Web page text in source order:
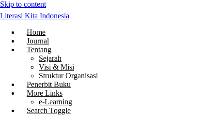
Skip to content
Literasi Kita Indonesia
Home
Journal
Tentang
Sejarah
Visi & Misi
Struktur Organisasi
Penerbit Buku
More Links
e-Learning
Search Toggle